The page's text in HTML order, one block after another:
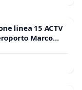
linea 15 ACTV
Marco